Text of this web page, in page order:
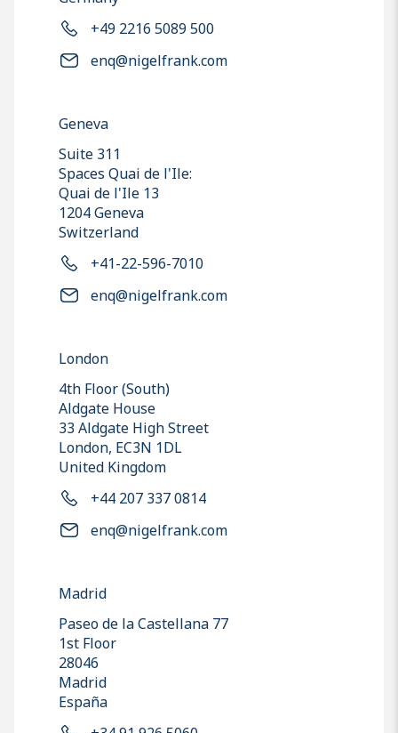
+49 2216 5089 500
enq@nigelfrank.com
Geneva
Suite 311
Spaces Quai de l'Ile:
Quai de l'Ile 13
1204 Geneva
Switzerland
+41-22-596-7010
enq@nigelfrank.com
London
4th Floor (South)
Aldgate House
33 Aldgate High Street
London, EC3N 1DL
United Kingdom
+44 207 337 0814
enq@nigelfrank.com
Madrid
Paseo de la Castellana 77
1st Floor
28046
Madrid
España